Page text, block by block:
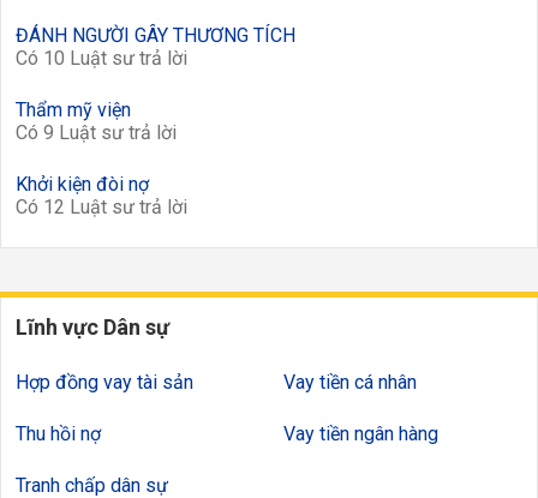
ĐÁNH NGƯỜI GÂY THƯƠNG TÍCH
Có 10 Luật sư trả lời
Thẩm mỹ viện
Có 9 Luật sư trả lời
Khởi kiện đòi nợ
Có 12 Luật sư trả lời
Lĩnh vực Dân sự
Hợp đồng vay tài sản
Thu hồi nợ
Tranh chấp dân sự
Vay tiền cá nhân
Vay tiền ngân hàng